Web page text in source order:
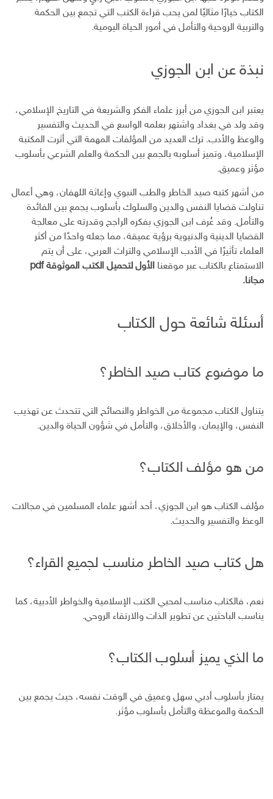
الكتاب خيارًا مثاليًا لمن يحب قراءة الكتب التي تجمع بين الحكمة
والتربية الروحية والتأمل في أمور الحياة اليومية.
نبذة عن ابن الجوزي
يعتبر ابن الجوزي من أبرز علماء الفكر والشريعة في التاريخ الإسلامي،
وقد ولد في بغداد واشتهر بعلمه الواسع في الحديث والتفسير
والوعظ والأدب. ترك العديد من المؤلفات المهمة التي أثرت المكتبة
الإسلامية، وتميز أسلوبه بالجمع بين الحكمة والعلم الشرعي بأسلوب
مؤثر وعميق.
من أشهر كتبه صيد الخاطر والطب النبوي وإغاثة اللهفان، وهي أعمال
تناولت قضايا النفس والدين والسلوك بأسلوب يجمع بين الفائدة
والتأمل. وقد عُرف ابن الجوزي بفكره الراجح وقدرته على معالجة
القضايا الدينية والدنيوية برؤية عميقة، مما جعله واحدًا من أكثر
العلماء تأثيرًا في الأدب الإسلامي والتراث العربي، على أن يتم
الاستمتاع بالكتاب عبر موقعنا
الأول لتحميل الكتب الموثوقة pdf
مجانا.
أسئلة شائعة حول الكتاب
ما موضوع كتاب صيد الخاطر؟
يتناول الكتاب مجموعة من الخواطر والنصائح التي تتحدث عن تهذيب
النفس، والإيمان، والأخلاق، والتأمل في شؤون الحياة والدين.
من هو مؤلف الكتاب؟
مؤلف الكتاب هو ابن الجوزي، أحد أشهر علماء المسلمين في مجالات
الوعظ والتفسير والحديث.
هل كتاب صيد الخاطر مناسب لجميع القراء؟
نعم، فالكتاب مناسب لمحبي الكتب الإسلامية والخواطر الأدبية، كما
يناسب الباحثين عن تطوير الذات والارتقاء الروحي.
ما الذي يميز أسلوب الكتاب؟
يمتاز بأسلوب أدبي سهل وعميق في الوقت نفسه، حيث يجمع بين
الحكمة والموعظة والتأمل بأسلوب مؤثر.